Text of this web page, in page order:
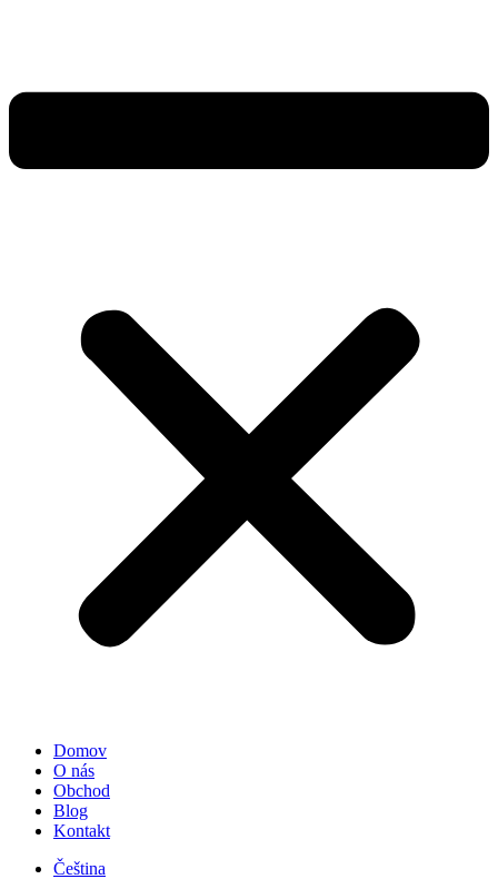
Domov
O nás
Obchod
Blog
Kontakt
Čeština